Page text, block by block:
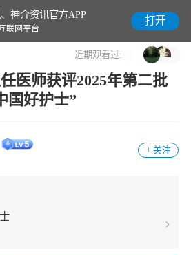
神介资讯官方APP
联网平台
打开
近期观看过:
医师获评2025年第二批
国好护士”
+ 关注